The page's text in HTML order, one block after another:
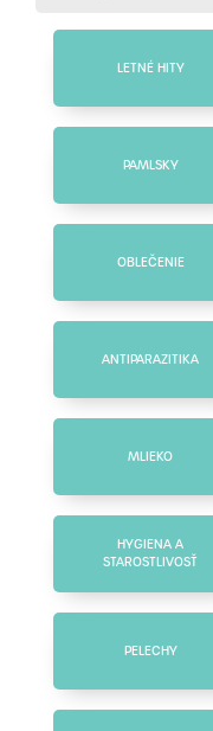
LETNÉ HITY
PAMLSKY
OBLEČENIE
ANTIPARAZITIKA
MLIEKO
HYGIENA A
STAROSTLIVOSŤ
PELECHY